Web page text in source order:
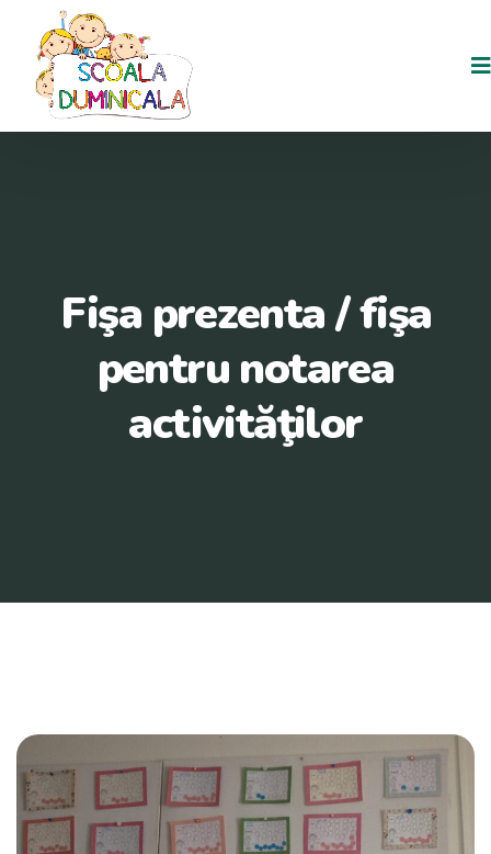
Fişa prezenta / fişa
pentru notarea
activităţilor